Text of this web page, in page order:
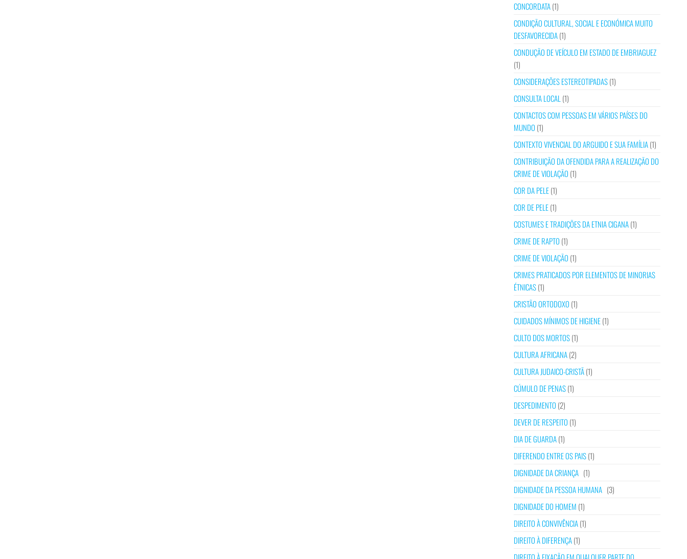
CONCORDATA(1)
CONDIÇÃO CULTURAL, SOCIAL E ECONÓMICA MUITO
DESFAVORECIDA(1)
CONDUÇÃO DE VEÍCULO EM ESTADO DE EMBRIAGUEZ
(1)
CONSIDERAÇÕES ESTEREOTIPADAS(1)
CONSULTA LOCAL (1)
CONTACTOS COM PESSOAS EM VÁRIOS PAÍSES DO
MUNDO (1)
CONTEXTO VIVENCIAL DO ARGUIDO E SUA FAMÍLIA(1)
CONTRIBUIÇÃO DA OFENDIDA PARA A REALIZAÇÃO DO
CRIME DE VIOLAÇÃO (1)
COR DA PELE(1)
COR DE PELE(1)
COSTUMES E TRADIÇÕES DA ETNIA CIGANA(1)
CRIME DE RAPTO (1)
CRIME DE VIOLAÇÃO (1)
CRIMES PRATICADOS POR ELEMENTOS DE MINORIAS
ÉTNICAS(1)
CRISTÃO ORTODOXO (1)
CUIDADOS MÍNIMOS DE HIGIENE(1)
CULTO DOS MORTOS(1)
CULTURA AFRICANA(2)
CULTURA JUDAICO-CRISTÃ(1)
CÚMULO DE PENAS(1)
DESPEDIMENTO (2)
DEVER DE RESPEITO (1)
DIA DE GUARDA(1)
DIFERENDO ENTRE OS PAIS(1)
DIGNIDADE DA CRIANÇA (1)
DIGNIDADE DA PESSOA HUMANA (3)
DIGNIDADE DO HOMEM (1)
DIREITO À CONVIVÊNCIA(1)
DIREITO À DIFERENÇA(1)